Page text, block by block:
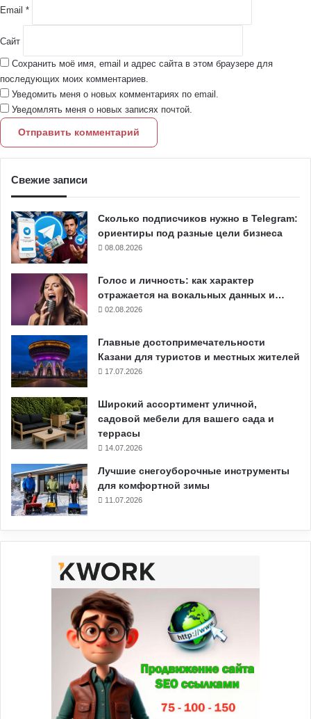
Email *
Сайт
Сохранить моё имя, email и адрес сайта в этом браузере для
последующих моих комментариев.
Уведомить меня о новых комментариях по email.
Уведомлять меня о новых записях почтой.
Свежие записи
Сколько подписчиков нужно в Telegram:
ориентиры под разные цели бизнеса
08.08.2026
Голос и личность: как характер
отражается на вокальных данных и…
02.08.2026
Главные достопримечательности
Казани для туристов и местных жителей
17.07.2026
Широкий ассортимент уличной,
садовой мебели для вашего сада и
террасы
14.07.2026
Лучшие снегоуборочные инструменты
для комфортной зимы
11.07.2026